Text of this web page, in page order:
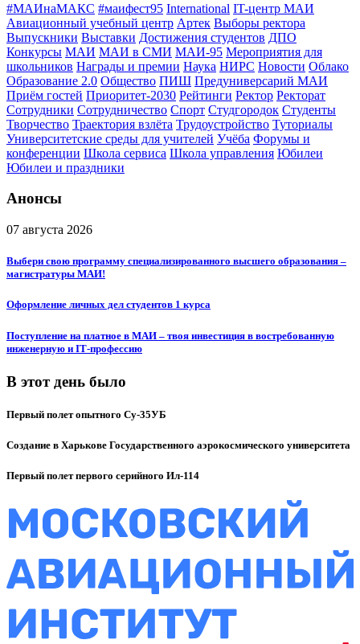
#МАИнаМАКС #маифест95 International IT-центр МАИ
Авиационный учебный центр Артек Выборы ректора
Выпускники Выставки Достижения студентов ДПО
Конкурсы МАИ МАИ в СМИ МАИ-95 Мероприятия для
школьников Награды и премии Наука НИРС Новости Облако
Образование 2.0 Общество ПИШ Предуниверсарий МАИ
Приём гостей Приоритет-2030 Рейтинги Ректор Ректорат
Сотрудники Сотрудничество Спорт Студгородок Студенты
Творчество Траектория взлёта Трудоустройство Туториалы
Университетские среды для учителей Учёба Форумы и
конференции Школа сервиса Школа управления Юбилеи
Юбилеи и праздники
Анонсы
07 августа 2026
Выбери свою программу специализированного высшего образования –
магистратуры МАИ!
Оформление личных дел студентов 1 курса
Поступление на платное в МАИ – твоя инвестиция в востребованную
инженерную и IT‑профессию
В этот день было
Первый полет опытного Су-35УБ
Создание в Харькове Государственного аэрокосмического университета
Первый полет первого серийного Ил-114